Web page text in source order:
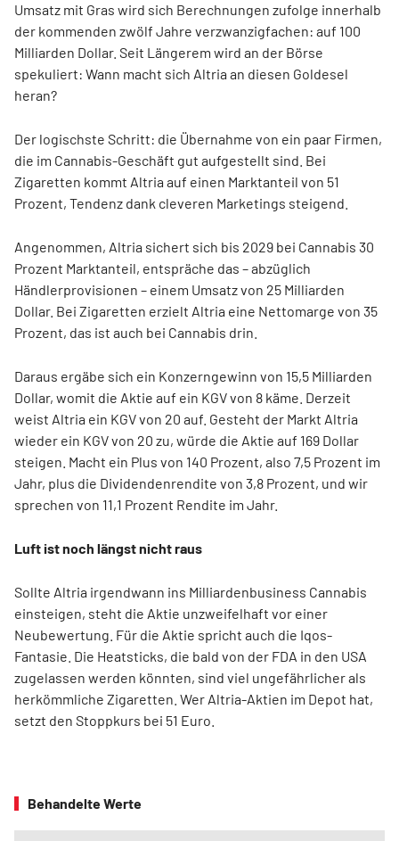
Umsatz mit Gras wird sich Berechnungen zufolge innerhalb
der kommenden zwölf Jahre verzwanzigfachen: auf 100
Milliarden Dollar. Seit Längerem wird an der Börse
spekuliert: Wann macht sich Altria an diesen Goldesel
heran?
Der logischste Schritt: die Übernahme von ein paar Firmen,
die im Cannabis-Geschäft gut aufgestellt sind. Bei
Zigaretten kommt Altria auf einen Marktanteil von 51
Prozent, Tendenz dank cleveren Marketings steigend.
Angenommen, Altria sichert sich bis 2029 bei Cannabis 30
Prozent Marktanteil, entspräche das – abzüglich
Händlerprovisionen – einem Umsatz von 25 Milliarden
Dollar. Bei Zigaretten erzielt Altria eine Nettomarge von 35
Prozent, das ist auch bei Cannabis drin.
Daraus ergäbe sich ein Konzerngewinn von 15,5 Milliarden
Dollar, womit die Aktie auf ein KGV von 8 käme. Derzeit
weist Altria ein KGV von 20 auf. Gesteht der Markt Altria
wieder ein KGV von 20 zu, würde die Aktie auf 169 Dollar
steigen. Macht ein Plus von 140 Prozent, also 7,5 Prozent im
Jahr, plus die Dividendenrendite von 3,8 Prozent, und wir
sprechen von 11,1 Prozent Rendite im Jahr.
Luft ist noch längst nicht raus
Sollte Altria irgendwann ins Milliardenbusiness Cannabis
einsteigen, steht die Aktie unzweifelhaft vor einer
Neubewertung. Für die Aktie spricht auch die Iqos-
Fantasie. Die Heatsticks, die bald von der FDA in den USA
zugelassen werden könnten, sind viel ungefährlicher als
herkömmliche Zigaretten. Wer Altria-Aktien im Depot hat,
setzt den Stoppkurs bei 51 Euro.
Behandelte Werte